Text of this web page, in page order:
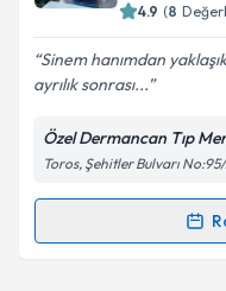
Kişisel
Metni'ni
kapsamda
4.9 (8
Sinem hanımdan
ayrılık sonrası...
Özel Dermancan Tıp
Toros, Şehitler Bulvarı
Randevu